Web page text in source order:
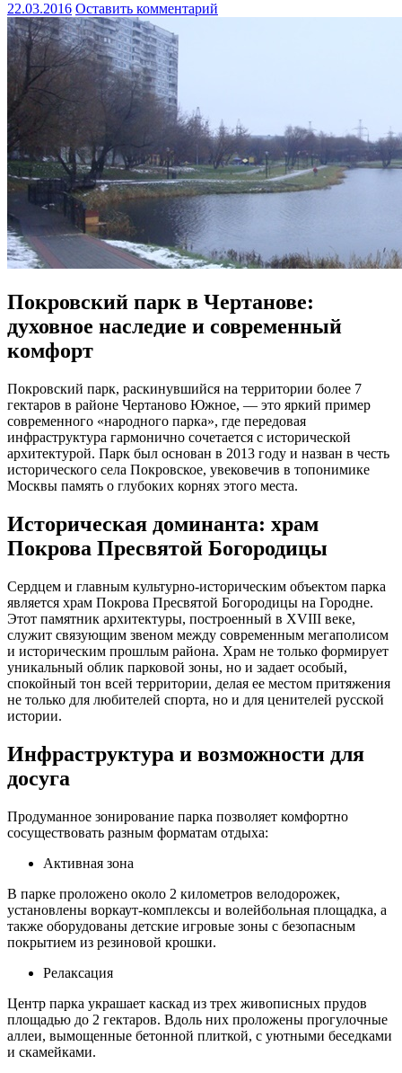
22.03.2016 Оставить комментарий
Покровский парк в Чертанове:
духовное наследие и современный
комфорт
Покровский парк, раскинувшийся на территории более 7
гектаров в районе Чертаново Южное, — это яркий пример
современного «народного парка», где передовая
инфраструктура гармонично сочетается с исторической
архитектурой. Парк был основан в 2013 году и назван в честь
исторического села Покровское, увековечив в топонимике
Москвы память о глубоких корнях этого места.
Историческая доминанта: храм
Покрова Пресвятой Богородицы
Сердцем и главным культурно-историческим объектом парка
является храм Покрова Пресвятой Богородицы на Городне.
Этот памятник архитектуры, построенный в XVIII веке,
служит связующим звеном между современным мегаполисом
и историческим прошлым района. Храм не только формирует
уникальный облик парковой зоны, но и задает особый,
спокойный тон всей территории, делая ее местом притяжения
не только для любителей спорта, но и для ценителей русской
истории.
Инфраструктура и возможности для
досуга
Продуманное зонирование парка позволяет комфортно
сосуществовать разным форматам отдыха:
Активная зона
В парке проложено около 2 километров велодорожек,
установлены воркаут-комплексы и волейбольная площадка, а
также оборудованы детские игровые зоны с безопасным
покрытием из резиновой крошки.
Релаксация
Центр парка украшает каскад из трех живописных прудов
площадью до 2 гектаров. Вдоль них проложены прогулочные
аллеи, вымощенные бетонной плиткой, с уютными беседками
и скамейками.